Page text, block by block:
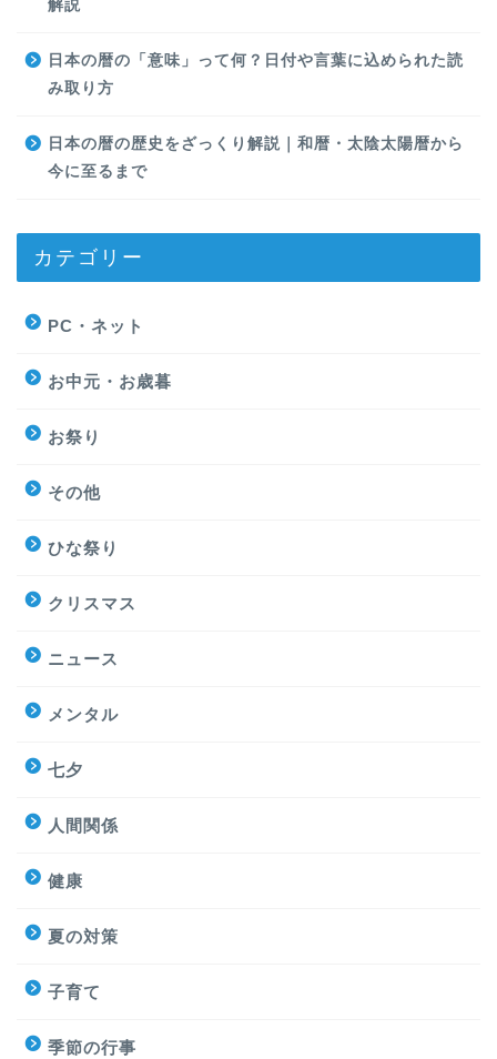
解説
日本の暦の「意味」って何？日付や言葉に込められた読
み取り方
日本の暦の歴史をざっくり解説｜和暦・太陰太陽暦から
今に至るまで
カテゴリー
PC・ネット
お中元・お歳暮
お祭り
その他
ひな祭り
クリスマス
ニュース
メンタル
七夕
人間関係
健康
夏の対策
子育て
季節の行事